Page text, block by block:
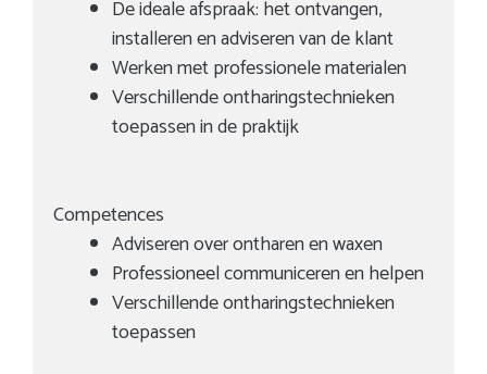
De ideale afspraak: het ontvangen,
installeren en adviseren van de klant
Werken met professionele materialen
Verschillende ontharingstechnieken
toepassen in de praktijk
Competences
Adviseren over ontharen en waxen
Professioneel communiceren en helpen
Verschillende ontharingstechnieken
toepassen